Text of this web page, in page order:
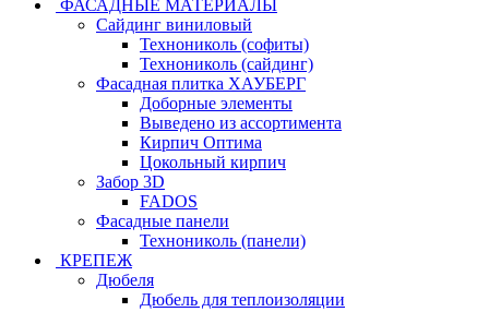
ФАСАДНЫЕ МАТЕРИАЛЫ
Сайдинг виниловый
Технониколь (софиты)
Технониколь (сайдинг)
Фасадная плитка ХАУБЕРГ
Доборные элементы
Выведено из ассортимента
Кирпич Оптима
Цокольный кирпич
Забор 3D
FADOS
Фасадные панели
Технониколь (панели)
КРЕПЕЖ
Дюбеля
Дюбель для теплоизоляции